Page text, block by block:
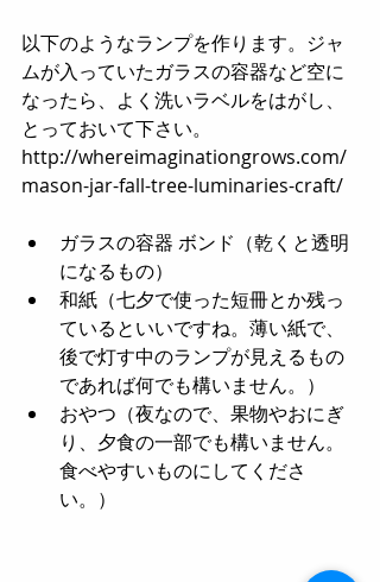
以下のようなランプを作ります。ジャ
ムが入っていたガラスの容器など空に
なったら、よく洗いラベルをはがし、
とっておいて下さい。
http://whereimaginationgrows.com/
mason-jar-fall-tree-luminaries-craft/
ガラスの容器 ボンド（乾くと透明
になるもの）
和紙（七夕で使った短冊とか残っ
ているといいですね。薄い紙で、
後で灯す中のランプが見えるもの
であれば何でも構いません。）
おやつ（夜なので、果物やおにぎ
り、夕食の一部でも構いません。
食べやすいものにしてくださ
い。）